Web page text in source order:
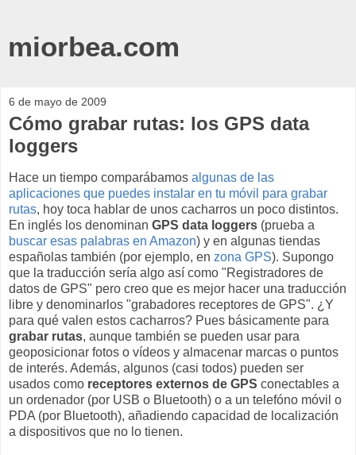
miorbea.com
6 de mayo de 2009
Cómo grabar rutas: los GPS data
loggers
Hace un tiempo comparábamos algunas de las
aplicaciones que puedes instalar en tu móvil para grabar
rutas, hoy toca hablar de unos cacharros un poco distintos.
En inglés los denominan GPS data loggers (prueba a
buscar esas palabras en Amazon) y en algunas tiendas
españolas también (por ejemplo, en zona GPS). Supongo
que la traducción sería algo así como "Registradores de
datos de GPS" pero creo que es mejor hacer una traducción
libre y denominarlos "grabadores receptores de GPS". ¿Y
para qué valen estos cacharros? Pues básicamente para
grabar rutas, aunque también se pueden usar para
geoposicionar fotos o vídeos y almacenar marcas o puntos
de interés. Además, algunos (casi todos) pueden ser
usados como receptores externos de GPS conectables a
un ordenador (por USB o Bluetooth) o a un telefóno móvil o
PDA (por Bluetooth), añadiendo capacidad de localización
a dispositivos que no lo tienen.